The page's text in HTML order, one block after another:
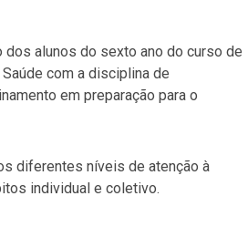
alunos do sexto ano do curso de
com a disciplina de
em preparação para o
diferentes níveis de atenção à
individual e coletivo.